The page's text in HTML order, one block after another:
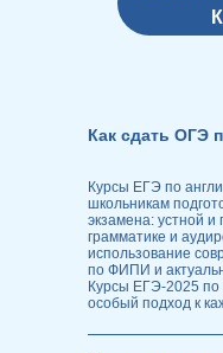
Как сдать ОГЭ
Курсы ЕГЭ по
школьникам
экзамена: устной и
грамматике и
использование
по ФИПИ и
Курсы ЕГЭ-2025 по
особый подход к